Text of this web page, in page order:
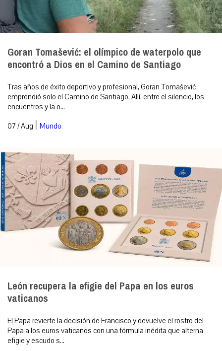
Goran Tomašević: el olímpico de waterpolo que
encontró a Dios en el Camino de Santiago
Tras años de éxito deportivo y profesional, Goran Tomašević
emprendió solo el Camino de Santiago. Allí, entre el silencio, los
encuentros y la o...
07 / Aug | Mundo
León recupera la efigie del Papa en los euros
vaticanos
El Papa revierte la decisión de Francisco y devuelve el rostro del
Papa a los euros vaticanos con una fórmula inédita que alterna
efigie y escudo s...